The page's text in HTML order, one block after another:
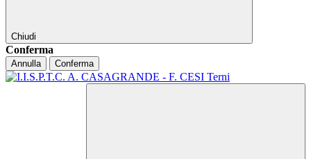
Chiudi
Conferma
Annulla Conferma